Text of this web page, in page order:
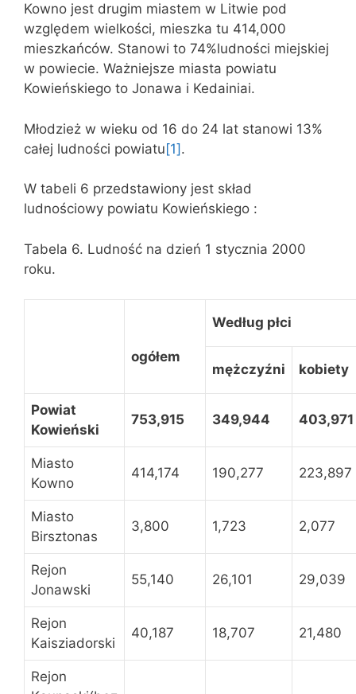
Kowno jest drugim miastem w Litwie pod
względem wielkości, mieszka tu 414,000
mieszkańców. Stanowi to 74%ludności miejskiej
w powiecie. Ważniejsze miasta powiatu
Kowieńskiego to Jonawa i Kedainiai.
Młodzież w wieku od 16 do 24 lat stanowi 13%
całej ludności powiatu[1].
W tabeli 6 przedstawiony jest skład
ludnościowy powiatu Kowieńskiego :
Tabela 6. Ludność na dzień 1 stycznia 2000
roku.
ogółem
Według płci
mężczyźni kobiety
Powiat
Kowieński
753,915 349,944 403,971
Miasto
Kowno
414,174 190,277 223,897
Miasto
Birsztonas
3,800 1,723 2,077
Rejon
Jonawski
55,140 26,101 29,039
Rejon
Kaisziadorski
40,187 18,707 21,480
Rejon